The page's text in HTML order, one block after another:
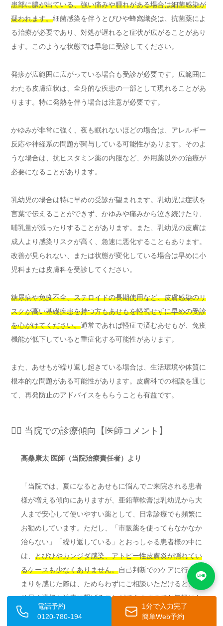
患部に膿が出ている、強い痛みや腫れがある場合は細菌感染が
疑われます。細菌感染を伴うとびひや蜂窩織炎は、抗菌薬によ
る治療が必要であり、対処が遅れると症状が広がることがあり
ます。このような状態では早急に受診してください。
発疹が広範囲に広がっている場合も受診が必要です。広範囲に
わたる皮膚症状は、全身的な疾患の一部として現れることがあ
ります。特に発熱を伴う場合は注意が必要です。
かゆみが非常に強く、夜も眠れないほどの場合は、アレルギー
反応や神経系の問題が関与している可能性があります。そのよ
うな場合は、抗ヒスタミン薬の内服など、外用薬以外の治療が
必要になることがあります。
乳幼児の場合は特に早めの受診が望まれます。乳幼児は症状を
言葉で伝えることができず、かゆみや痛みから泣き続けたり、
哺乳量が減ったりすることがあります。また、乳幼児の皮膚は
成人より感染リスクが高く、急速に悪化することもあります。
改善が見られない、または状態が変化している場合は早めに小
児科または皮膚科を受診してください。
糖尿病や免疫不全、ステロイドの長期使用など、皮膚感染のリ
スクが高い基礎疾患を持つ方もあせもを軽視せずに早めの受診
を心がけてください。通常であれば軽症で済むあせもが、免疫
機能が低下していると重症化する可能性があります。
また、あせもが繰り返し起きている場合は、生活環境や体質に
根本的な問題がある可能性があります。皮膚科での相談を通じ
て、再発防止のアドバイスをもらうことも有益です。
👨‍⚕️ 当院での診療傾向【医師コメント】
高桑康太 医師（当院治療責任者）より
「当院では、夏になるとあせもに悩んでご来院される患者
様が増える傾向にありますが、亜鉛華軟膏は乳幼児から大
人まで安心して使いやすい薬として、日常診療でも頻繁に
お勧めしています。ただし、「市販薬を使ってもなかなか
治らない」「繰り返している」とおっしゃる患者様の中に
は、 とびひやカンジダ感染、アトピー性皮膚炎が隠れてい
るケースも少なくありません。自己判断でのケアに行き詰
まりを感じた際は、ためらわずにご相談いただけると、よ
り早く適切な治療に繋げることができますのでお気軽にお
越しください。」
電話予約
0120-780-194
1分で入力完了
簡単Web予約